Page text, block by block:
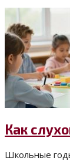
Как
Школьные